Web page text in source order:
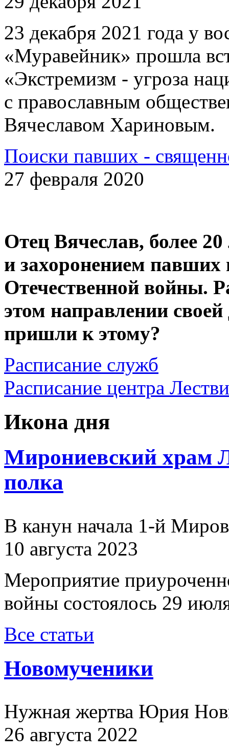
23 декабря 2021 года у
«Муравейник» прошла
«Экстремизм - угроза
с православным
Вячеславом Хариновым.
Поиски павших -
27 февраля 2020
Отец Вячеслав, более
и захоронением павших
Отечественной войны.
этом направлении
пришли к этому?
Расписание служб
Расписание центра
Икона дня
Мирониевский храм
полка
В канун начала 1-й
10 августа 2023
Мероприятие
войны состоялось 29
Все статьи
Новомученики
Нужная жертва Юрия
26 августа 2022